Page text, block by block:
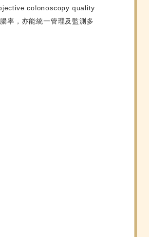
colonoscopy quality
率，亦能統一管理及監測多